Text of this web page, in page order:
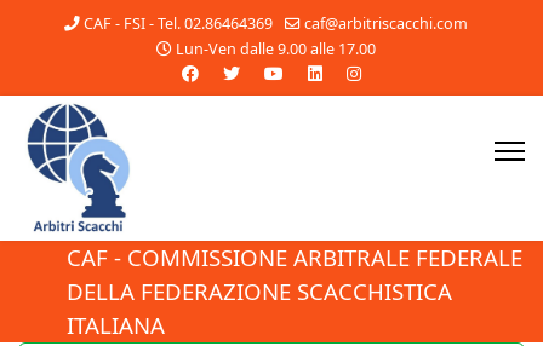
CAF - FSI - Tel. 02.86464369
caf@arbitriscacchi.com
Lun-Ven dalle 9.00 alle 17.00
CAF - COMMISSIONE ARBITRALE FEDERALE
DELLA FEDERAZIONE SCACCHISTICA
ITALIANA